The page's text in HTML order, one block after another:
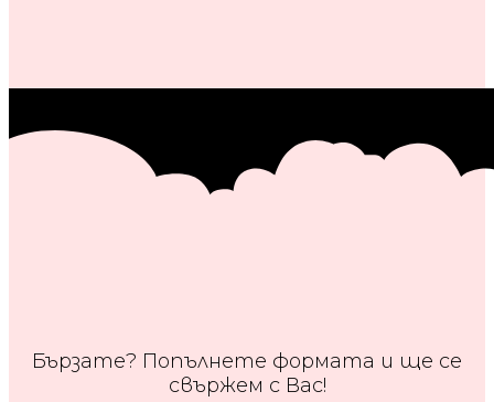
Бързате? Попълнете формата и ще се
свържем с Вас!